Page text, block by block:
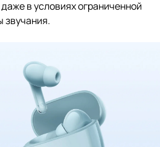
в условиях ограниченной
звучания.